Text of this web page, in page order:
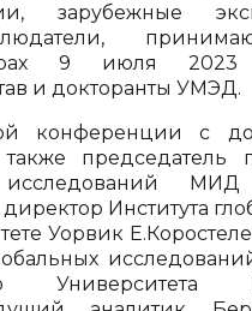
зарубежные
9 июля 2023
и докторанты УМЭД.
конференции с
председатель
исследований МИД
Института
Уорвик
Университета